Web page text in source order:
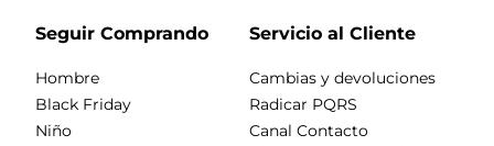
Seguir Comprando
Hombre
Black Friday
Niño
Servicio al Cliente
Cambias y devoluciones
Radicar PQRS
Canal Contacto